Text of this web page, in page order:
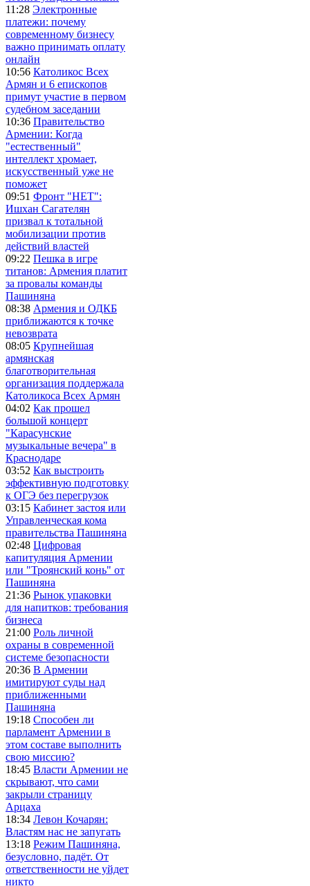
11:28 Электронные
платежи: почему
современному бизнесу
важно принимать оплату
онлайн
10:56 Католикос Всех
Армян и 6 епископов
примут участие в первом
судебном заседании
10:36 Правительство
Армении: Когда
"естественный"
интеллект хромает,
искусственный уже не
поможет
09:51 Фронт "НЕТ":
Ишхан Сагателян
призвал к тотальной
мобилизации против
действий властей
09:22 Пешка в игре
титанов: Армения платит
за провалы команды
Пашиняна
08:38 Армения и ОДКБ
приближаются к точке
невозврата
08:05 Крупнейшая
армянская
благотворительная
организация поддержала
Католикоса Всех Армян
04:02 Как прошел
большой концерт
"Карасунские
музыкальные вечера" в
Краснодаре
03:52 Как выстроить
эффективную подготовку
к ОГЭ без перегрузок
03:15 Кабинет застоя или
Управленческая кома
правительства Пашиняна
02:48 Цифровая
капитуляция Армении
или "Троянский конь" от
Пашиняна
21:36 Рынок упаковки
для напитков: требования
бизнеса
21:00 Роль личной
охраны в современной
системе безопасности
20:36 В Армении
имитируют суды над
приближенными
Пашиняна
19:18 Способен ли
парламент Армении в
этом составе выполнить
свою миссию?
18:45 Власти Армении не
скрывают, что сами
закрыли страницу
Арцаха
18:34 Левон Кочарян:
Властям нас не запугать
13:18 Режим Пашиняна,
безусловно, падёт. От
ответственности не уйдет
никто